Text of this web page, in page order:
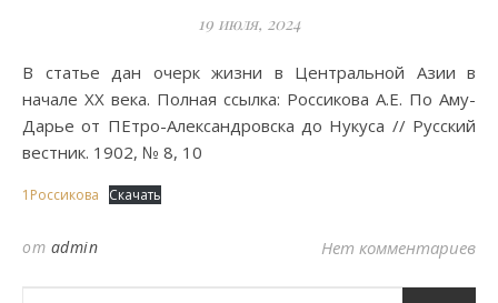
19 июля, 2024
В статье дан очерк жизни в Центральной Азии в
начале XX века. Полная ссылка: Россикова А.Е. По Аму-
Дарье от ПЕтро-Александровска до Нукуса // Русский
вестник. 1902, № 8, 10
1Россикова Скачать
от admin Нет комментариев